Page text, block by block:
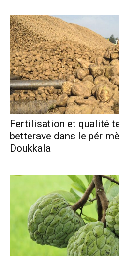
Fertilisation et qualité
betterave dans le
Doukkala